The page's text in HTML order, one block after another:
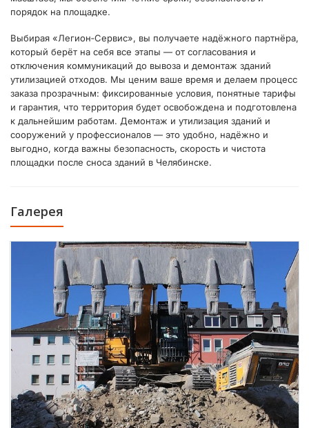
порядок на площадке.
Выбирая «Легион‑Сервис», вы получаете надёжного партнёра,
который берёт на себя все этапы — от согласования и
отключения коммуникаций до вывоза и демонтаж зданий
утилизацией отходов. Мы ценим ваше время и делаем процесс
заказа прозрачным: фиксированные условия, понятные тарифы
и гарантия, что территория будет освобождена и подготовлена
к дальнейшим работам. Демонтаж и утилизация зданий и
сооружений у профессионалов — это удобно, надёжно и
выгодно, когда важны безопасность, скорость и чистота
площадки после сноса зданий в Челябинске.
Галерея